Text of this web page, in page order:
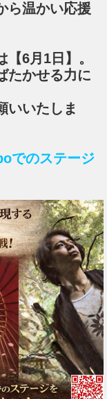
ら温かい応援
6月1日】。
たかせる力に
いいたしま
でのステージ